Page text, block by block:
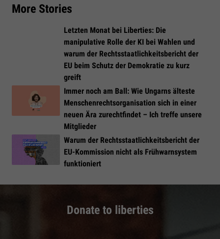
More Stories
Letzten Monat bei Liberties: Die
manipulative Rolle der KI bei Wahlen und
warum der Rechtsstaatlichkeitsbericht der
EU beim Schutz der Demokratie zu kurz
greift
Immer noch am Ball: Wie Ungarns älteste
Menschenrechtsorganisation sich in einer
neuen Ära zurechtfindet – Ich treffe unsere
Mitglieder
Warum der Rechtsstaatlichkeitsbericht der
EU-Kommission nicht als Frühwarnsystem
funktioniert
Donate to liberties